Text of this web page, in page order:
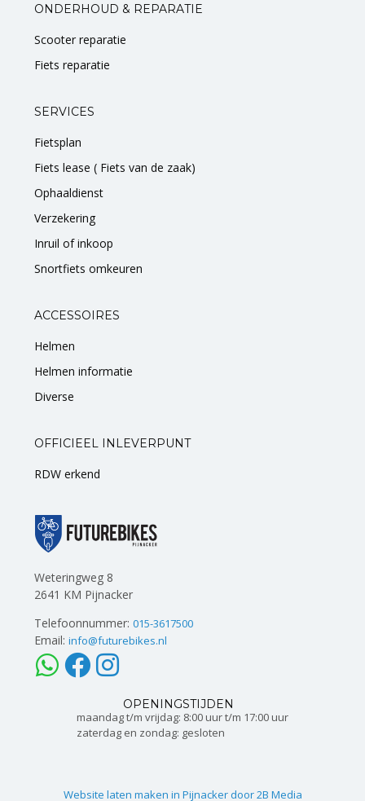
ONDERHOUD & REPARATIE
Scooter reparatie
Fiets reparatie
SERVICES
Fietsplan
Fiets lease ( Fiets van de zaak)
Ophaaldienst
Verzekering
Inruil of inkoop
Snortfiets omkeuren
ACCESSOIRES
Helmen
Helmen informatie
Diverse
OFFICIEEL INLEVERPUNT
RDW erkend
Weteringweg 8
2641 KM Pijnacker
Telefoonnummer: 015-3617500
Email: info@futurebikes.nl
OPENINGSTIJDEN
maandag t/m vrijdag: 8:00 uur t/m 17:00 uur
zaterdag en zondag: gesloten
Website laten maken in Pijnacker door 2B Media